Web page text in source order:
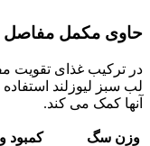
حاوی مکمل مفاصل
در ترکیب غذای تقویت
لب سبز لیوزلند
آنها کمک می کند.
وزن سگ کمبود